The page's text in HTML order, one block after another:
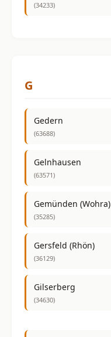
(34233)
G
Gedern
(63688)
Gelnhausen
(63571)
Gemünden (Wohra)
(35285)
Gersfeld (Rhön)
(36129)
Gilserberg
(34630)